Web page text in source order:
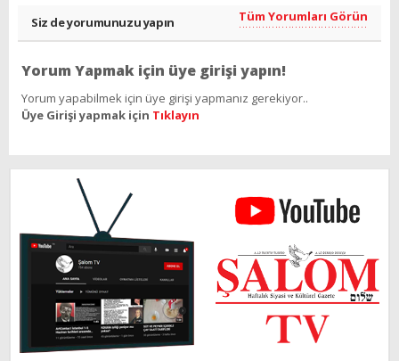
Siz de yorumunuzu yapın Tüm Yorumları Görün
Yorum Yapmak için üye girişi yapın!
Yorum yapabilmek için üye girişi yapmanız gerekiyor..
Üye Girişi yapmak için Tıklayın